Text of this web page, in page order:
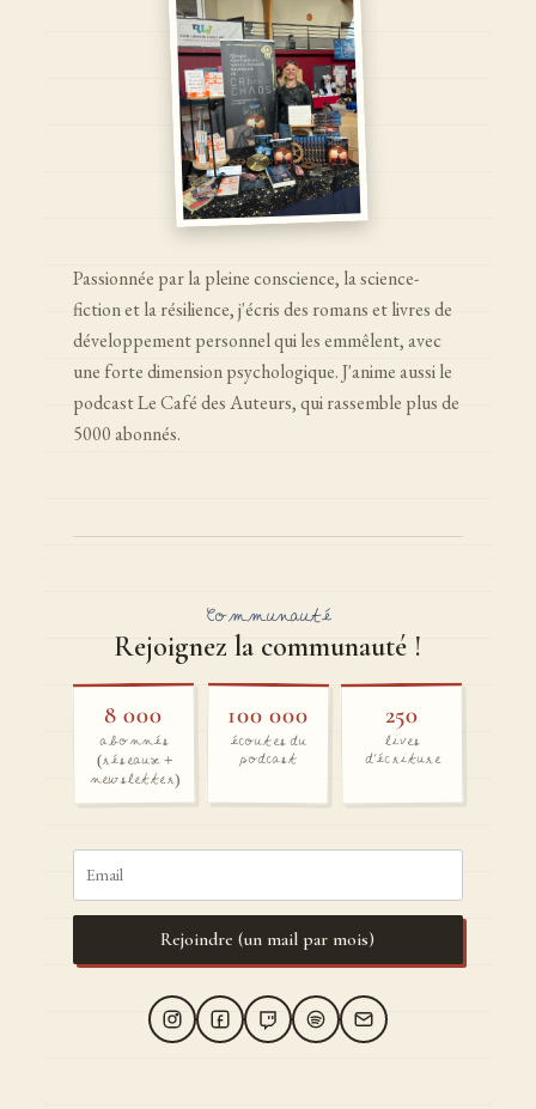
Passionnée par la pleine conscience, la science-
fiction et la résilience, j'écris des romans et livres de
développement personnel qui les emmêlent, avec
une forte dimension psychologique. J'anime aussi le
podcast Le Café des Auteurs, qui rassemble plus de
5000 abonnés.
Communauté
Rejoignez la communauté !
8 000
abonnés
(réseaux +
newsletter)
100 000
écoutes du
podcast
250
lives
d'écriture
Rejoindre (un mail par mois)